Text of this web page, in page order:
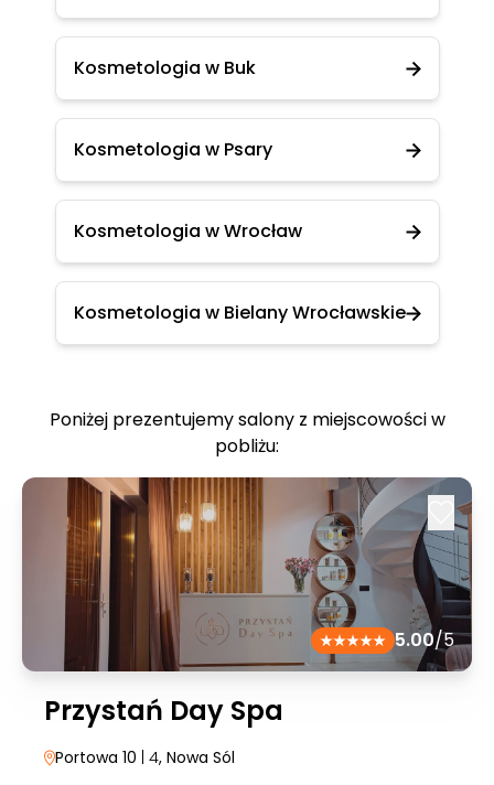
Kosmetologia w Buk
Kosmetologia w Psary
Kosmetologia w Wrocław
Kosmetologia w Bielany Wrocławskie
Poniżej prezentujemy salony z miejscowości w
pobliżu:
5.00/5
Przystań Day Spa
Portowa 10 | 4, Nowa Sól